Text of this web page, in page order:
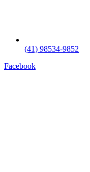
(41) 98534-9852
Facebook